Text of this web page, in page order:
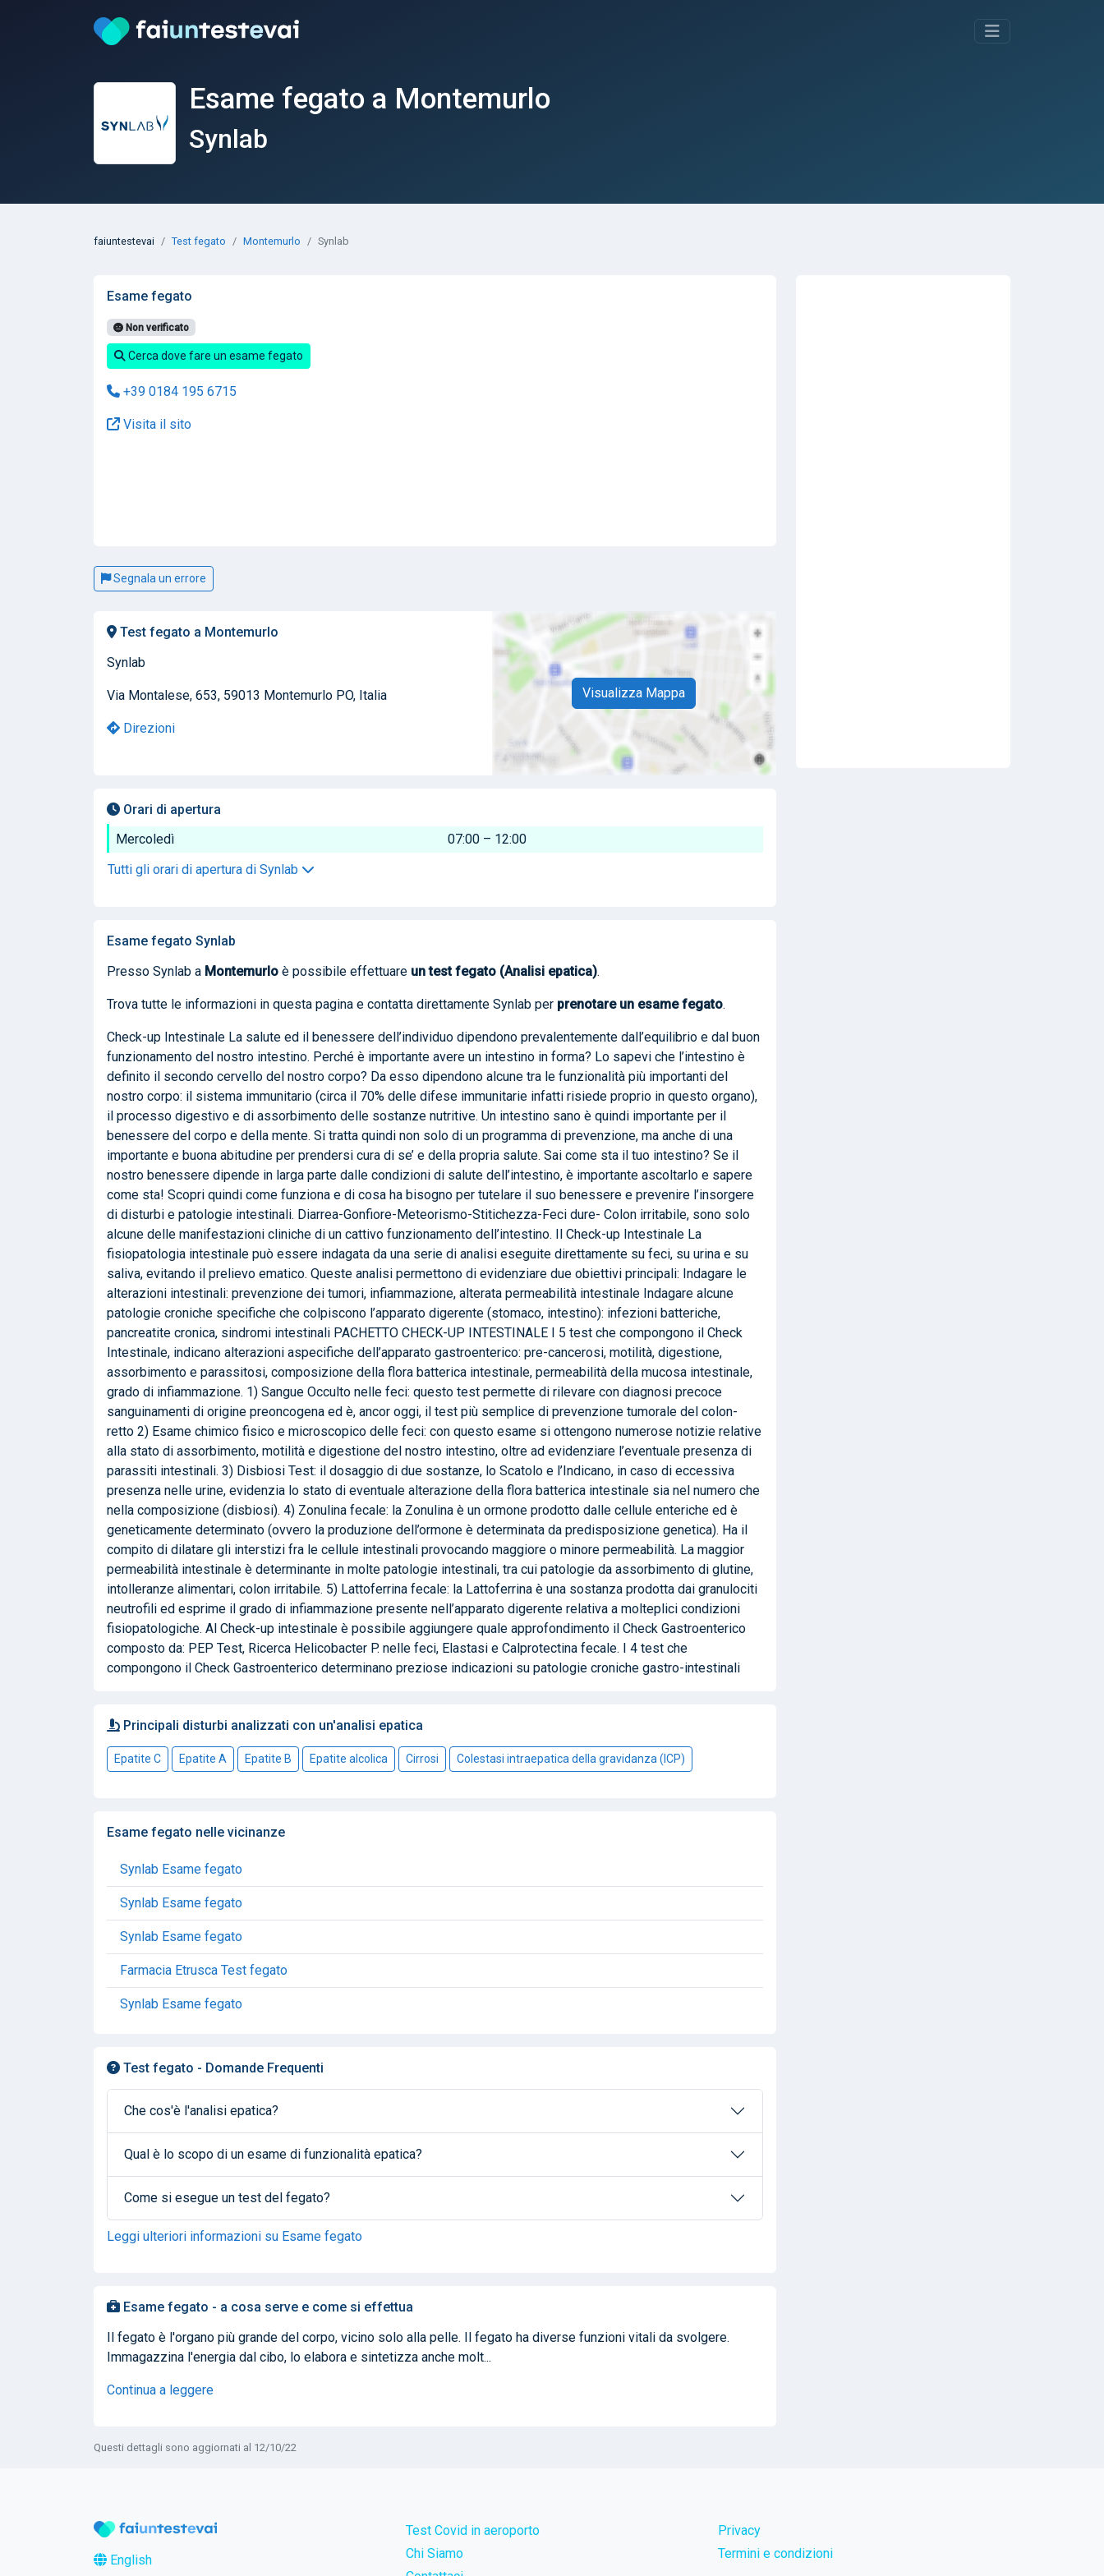
Esame fegato a Montemurlo
Synlab
faiuntestevai Test fegato Montemurlo Synlab
Esame fegato
Non verificato
Cerca dove fare un esame fegato
+39 0184 195 6715
Visita il sito
Segnala un errore
Test fegato a Montemurlo
Synlab
Via Montalese, 653, 59013 Montemurlo PO, Italia
Direzioni
Visualizza Mappa
Orari di apertura
Mercoledì
07:00 – 12:00
Tutti gli orari di apertura di Synlab
Esame fegato Synlab
Presso Synlab a Montemurlo è possibile effettuare un test fegato (Analisi epatica).
Trova tutte le informazioni in questa pagina e contatta direttamente Synlab per prenotare un esame fegato.
Check-up Intestinale La salute ed il benessere dell’individuo dipendono prevalentemente dall’equilibrio e dal buon
funzionamento del nostro intestino. Perché è importante avere un intestino in forma? Lo sapevi che l’intestino è
definito il secondo cervello del nostro corpo? Da esso dipendono alcune tra le funzionalità più importanti del
nostro corpo: il sistema immunitario (circa il 70% delle difese immunitarie infatti risiede proprio in questo organo),
il processo digestivo e di assorbimento delle sostanze nutritive. Un intestino sano è quindi importante per il
benessere del corpo e della mente. Si tratta quindi non solo di un programma di prevenzione, ma anche di una
importante e buona abitudine per prendersi cura di se’ e della propria salute. Sai come sta il tuo intestino? Se il
nostro benessere dipende in larga parte dalle condizioni di salute dell’intestino, è importante ascoltarlo e sapere
come sta! Scopri quindi come funziona e di cosa ha bisogno per tutelare il suo benessere e prevenire l’insorgere
di disturbi e patologie intestinali. Diarrea-Gonfiore-Meteorismo-Stitichezza-Feci dure- Colon irritabile, sono solo
alcune delle manifestazioni cliniche di un cattivo funzionamento dell’intestino. Il Check-up Intestinale La
fisiopatologia intestinale può essere indagata da una serie di analisi eseguite direttamente su feci, su urina e su
saliva, evitando il prelievo ematico. Queste analisi permettono di evidenziare due obiettivi principali: Indagare le
alterazioni intestinali: prevenzione dei tumori, infiammazione, alterata permeabilità intestinale Indagare alcune
patologie croniche specifiche che colpiscono l’apparato digerente (stomaco, intestino): infezioni batteriche,
pancreatite cronica, sindromi intestinali PACHETTO CHECK-UP INTESTINALE I 5 test che compongono il Check
Intestinale, indicano alterazioni aspecifiche dell’apparato gastroenterico: pre-cancerosi, motilità, digestione,
assorbimento e parassitosi, composizione della flora batterica intestinale, permeabilità della mucosa intestinale,
grado di infiammazione. 1) Sangue Occulto nelle feci: questo test permette di rilevare con diagnosi precoce
sanguinamenti di origine preoncogena ed è, ancor oggi, il test più semplice di prevenzione tumorale del colon-
retto 2) Esame chimico fisico e microscopico delle feci: con questo esame si ottengono numerose notizie relative
alla stato di assorbimento, motilità e digestione del nostro intestino, oltre ad evidenziare l’eventuale presenza di
parassiti intestinali. 3) Disbiosi Test: il dosaggio di due sostanze, lo Scatolo e l’Indicano, in caso di eccessiva
presenza nelle urine, evidenzia lo stato di eventuale alterazione della flora batterica intestinale sia nel numero che
nella composizione (disbiosi). 4) Zonulina fecale: la Zonulina è un ormone prodotto dalle cellule enteriche ed è
geneticamente determinato (ovvero la produzione dell’ormone è determinata da predisposizione genetica). Ha il
compito di dilatare gli interstizi fra le cellule intestinali provocando maggiore o minore permeabilità. La maggior
permeabilità intestinale è determinante in molte patologie intestinali, tra cui patologie da assorbimento di glutine,
intolleranze alimentari, colon irritabile. 5) Lattoferrina fecale: la Lattoferrina è una sostanza prodotta dai granulociti
neutrofili ed esprime il grado di infiammazione presente nell’apparato digerente relativa a molteplici condizioni
fisiopatologiche. Al Check-up intestinale è possibile aggiungere quale approfondimento il Check Gastroenterico
composto da: PEP Test, Ricerca Helicobacter P. nelle feci, Elastasi e Calprotectina fecale. I 4 test che
compongono il Check Gastroenterico determinano preziose indicazioni su patologie croniche gastro-intestinali
Principali disturbi analizzati con un'analisi epatica
Epatite C Epatite A Epatite B Epatite alcolica Cirrosi Colestasi intraepatica della gravidanza (ICP)
Esame fegato nelle vicinanze
Synlab Esame fegato
Synlab Esame fegato
Synlab Esame fegato
Farmacia Etrusca Test fegato
Synlab Esame fegato
Test fegato - Domande Frequenti
Che cos'è l'analisi epatica?
Qual è lo scopo di un esame di funzionalità epatica?
Come si esegue un test del fegato?
Leggi ulteriori informazioni su Esame fegato
Esame fegato - a cosa serve e come si effettua
Il fegato è l'organo più grande del corpo, vicino solo alla pelle. Il fegato ha diverse funzioni vitali da svolgere.
Immagazzina l'energia dal cibo, lo elabora e sintetizza anche molt...
Continua a leggere
Questi dettagli sono aggiornati al 12/10/22
English
Test Covid in aeroporto
Chi Siamo
Privacy
Termini e condizioni